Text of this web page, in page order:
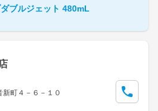
ブルジェット 480mL
町４－６－１０